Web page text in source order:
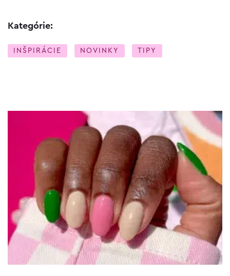
Kategórie:
INŠPIRÁCIE NOVINKY TIPY